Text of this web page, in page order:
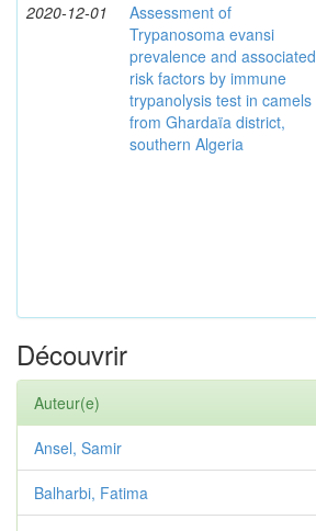
2020-12-01
Assessment of
Trypanosoma evansi
prevalence and associated
risk factors by immune
trypanolysis test in camels
from Ghardaïa district,
southern Algeria
Découvrir
Auteur(e)
Ansel, Samir
Balharbi, Fatima